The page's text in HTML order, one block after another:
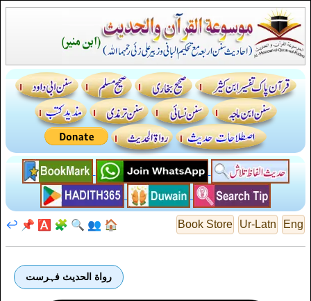
Eng
Ur-Latn
Book Store
🏠
👥
🔍
🧩
🅰️
📌
↩️
رواة الحديث فہرست